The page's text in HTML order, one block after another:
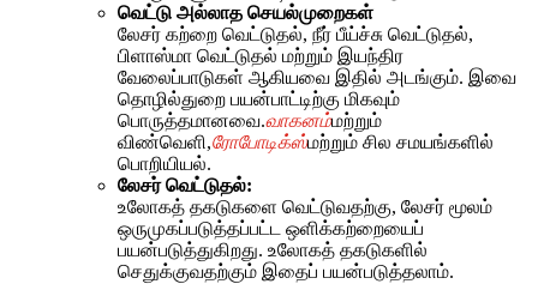
வெட்டு அல்லாத செயல்முறைகள்
லேசர் கற்றை வெட்டுதல், நீர் பீய்ச்சு வெட்டுதல்,
பிளாஸ்மா வெட்டுதல் மற்றும் இயந்திர
வேலைப்பாடுகள் ஆகியவை இதில் அடங்கும். இவை
தொழில்துறை பயன்பாட்டிற்கு மிகவும்
பொருத்தமானவை.வாகனம்மற்றும்
விண்வெளி,ரோபோடிக்ஸ்மற்றும் சில சமயங்களில்
பொறியியல்.
லேசர் வெட்டுதல்:
உலோகத் தகடுகளை வெட்டுவதற்கு, லேசர் மூலம்
ஒருமுகப்படுத்தப்பட்ட ஒளிக்கற்றையைப்
பயன்படுத்துகிறது. உலோகத் தகடுகளில்
செதுக்குவதற்கும் இதைப் பயன்படுத்தலாம்.